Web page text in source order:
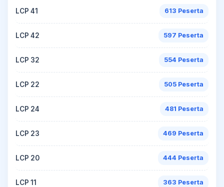
LCP 41 613 Peserta
LCP 42 597 Peserta
LCP 32 554 Peserta
LCP 22 505 Peserta
LCP 24 481 Peserta
LCP 23 469 Peserta
LCP 20 444 Peserta
LCP 11 363 Peserta